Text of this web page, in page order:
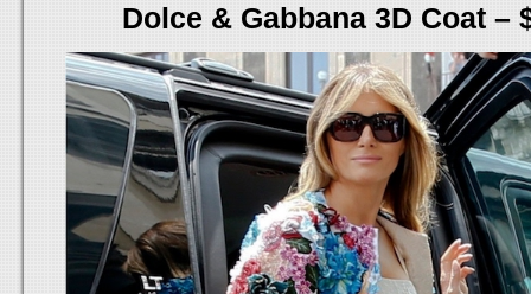
Dolce & Gabbana 3D Coat –